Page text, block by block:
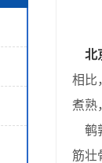
北
相比
煮熟
鹌
筋壮